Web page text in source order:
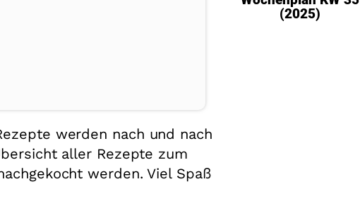
werden nach und nach
aller Rezepte zum
werden. Viel Spaß
(2025)